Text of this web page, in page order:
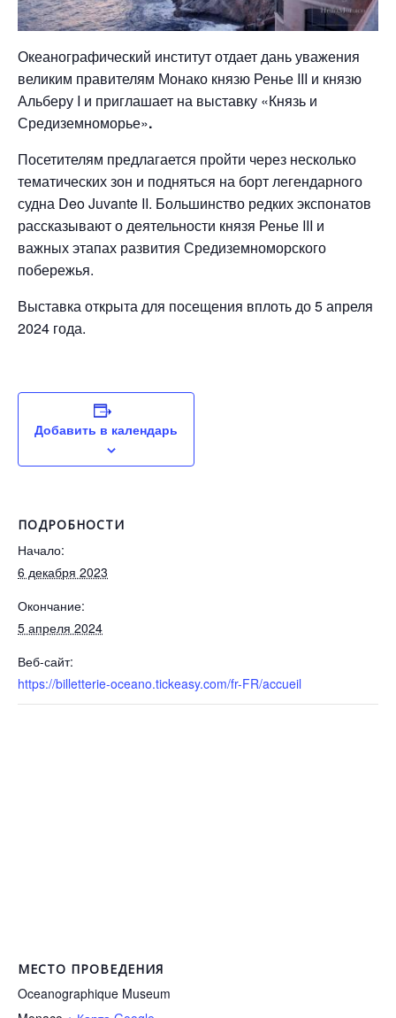
Океанографический институт отдает дань уважения
великим правителям Монако князю Ренье III и князю
Альберу I и приглашает на выставку «Князь и
Средиземноморье».
Посетителям предлагается пройти через несколько
тематических зон и подняться на борт легендарного
судна Deo Juvante II. Большинство редких экспонатов
рассказывают о деятельности князя Ренье III и
важных этапах развития Средиземноморского
побережья.
Выставка открыта для посещения вплоть до 5 апреля
2024 года.
Добавить в календарь
ПОДРОБНОСТИ
Начало:
6 декабря 2023
Окончание:
5 апреля 2024
Веб-сайт:
https://billetterie-oceano.tickeasy.com/fr-FR/accueil
МЕСТО ПРОВЕДЕНИЯ
Oceanographique Museum